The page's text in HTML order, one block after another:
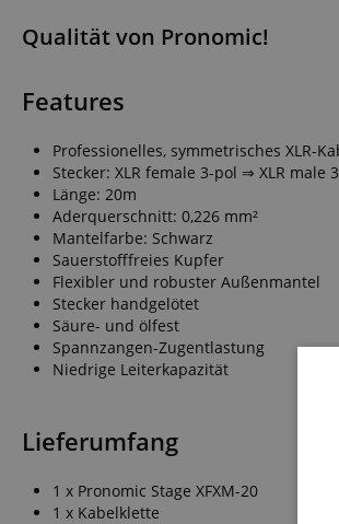
Qualität von Pronomic!
Features
Professionelles, symmetrisches XLR-
Stecker: XLR female 3-pol ⇒ XLR male
Länge: 20m
Aderquerschnitt: 0,226 mm²
Mantelfarbe: Schwarz
Sauerstofffreies Kupfer
Flexibler und robuster Außenmantel
Stecker handgelötet
Säure- und ölfest
Spannzangen-Zugentlastung
Niedrige Leiterkapazität
Lieferumfang
1 x Pronomic Stage XFXM-20
1 x Kabelklette